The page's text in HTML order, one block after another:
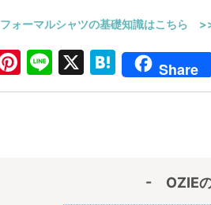
フォーマルシャツの基礎知識はこちら
Pi
nt
Li
n
X
H
at
Share
- OZIE